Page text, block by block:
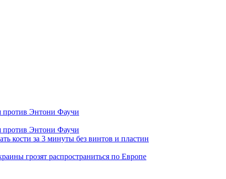
против Энтони Фаучи
против Энтони Фаучи